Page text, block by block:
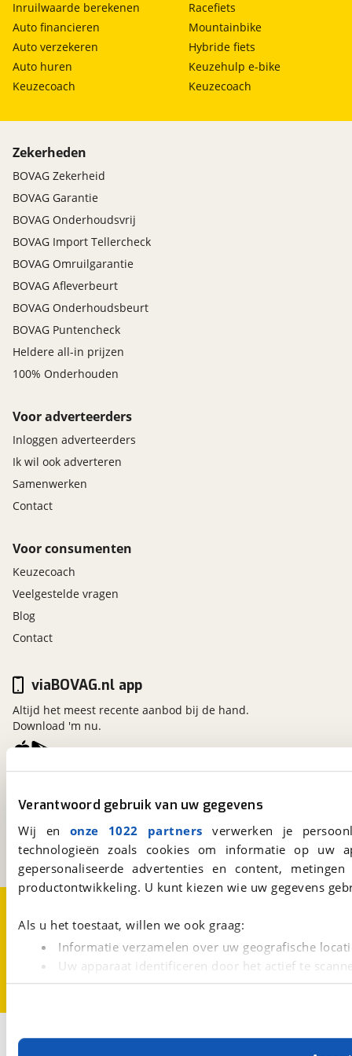
Verantwoord gebruik van uw gegevens
Wij en onze 1022 partners verwerken je
technologieën zoals cookies om informatie op
gepersonaliseerde advertenties en content,
productontwikkeling. U kunt kiezen wie uw gegevens
Als u het toestaat, willen we ook graag:
Informatie verzamelen over uw geografische
Uw apparaat identificeren door het actief te
Lees meer over hoe uw persoonlijke gegevens worden
Met cookies en vergelijkbare technieken zorgen we
Inruilwaarde berekenen
Auto financieren
Auto verzekeren
Auto huren
Keuzecoach
Racefiets
Mountainbike
Hybride fiets
Keuzehulp e-bike
Keuzecoach
Zekerheden
BOVAG Zekerheid
BOVAG Garantie
BOVAG Onderhoudsvrij
BOVAG Import Tellercheck
BOVAG Omruilgarantie
BOVAG Afleverbeurt
BOVAG Onderhoudsbeurt
BOVAG Puntencheck
Heldere all-in prijzen
100% Onderhouden
Voor adverteerders
Inloggen adverteerders
Ik wil ook adverteren
Samenwerken
Contact
Voor consumenten
Keuzecoach
Veelgestelde vragen
Blog
Contact
Kosterijland15
Een initiatief van
BOVAG
viaBOVAG.nl app
Altijd het meest recente aanbod bij de hand.
Download 'm nu.
CookievoorkeurenVacatures